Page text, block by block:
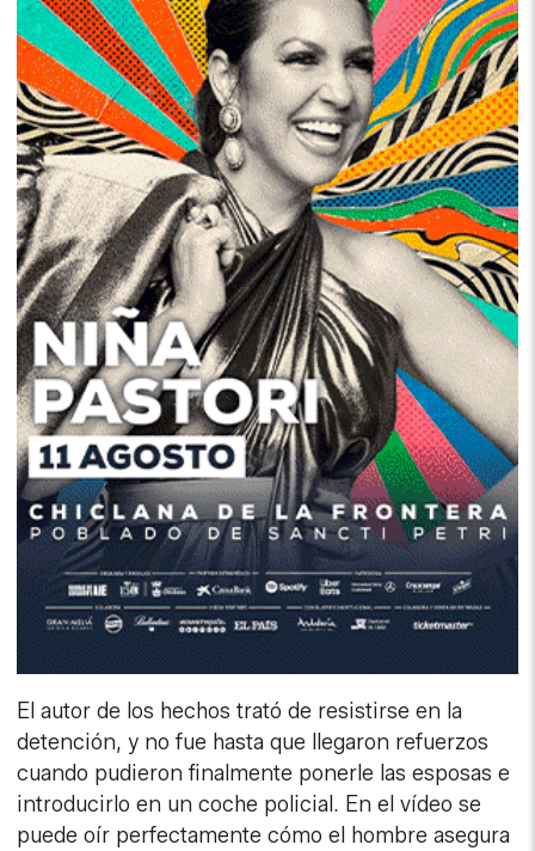
El autor de los hechos trató de resistirse en la
detención, y no fue hasta que llegaron refuerzos
cuando pudieron finalmente ponerle las esposas e
introducirlo en un coche policial. En el vídeo se
puede oír perfectamente cómo el hombre asegura